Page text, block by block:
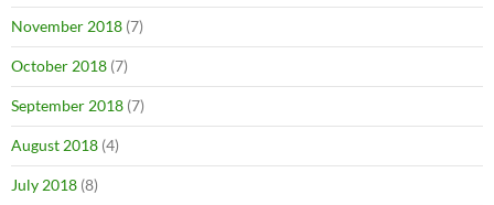
November 2018 (7)
October 2018 (7)
September 2018 (7)
August 2018 (4)
July 2018 (8)